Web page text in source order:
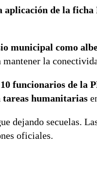
aplicación de la ficha
municipal como
mantener la
funcionarios de la
humanitarias
dejando secuelas.
oficiales.